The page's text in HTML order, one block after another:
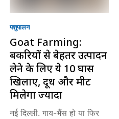
पशुपालन
Goat Farming:
बकरियों से बेहतर उत्पादन
लेने के लिए ये 10 घास
खिलाएं, दूध और मीट
मिलेगा ज्यादा
नई दिल्ली. गाय-भैंस हो या फिर